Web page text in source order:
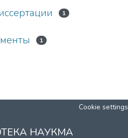
1
1
Cookie settings
НАУКМА